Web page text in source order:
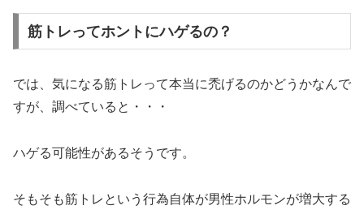
筋トレってホントにハゲるの？
では、気になる筋トレって本当に禿げるのかどうかなんで
すが、調べていると・・・
ハゲる可能性があるそうです。
そもそも筋トレという行為自体が男性ホルモンが増大する